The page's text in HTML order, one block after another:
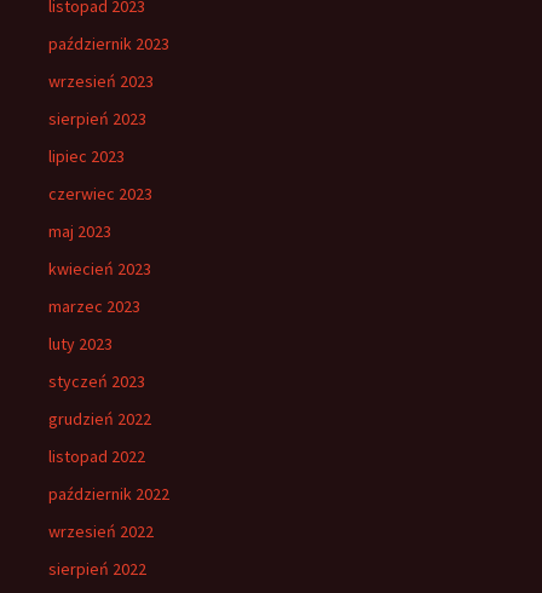
listopad 2023
październik 2023
wrzesień 2023
sierpień 2023
lipiec 2023
czerwiec 2023
maj 2023
kwiecień 2023
marzec 2023
luty 2023
styczeń 2023
grudzień 2022
listopad 2022
październik 2022
wrzesień 2022
sierpień 2022